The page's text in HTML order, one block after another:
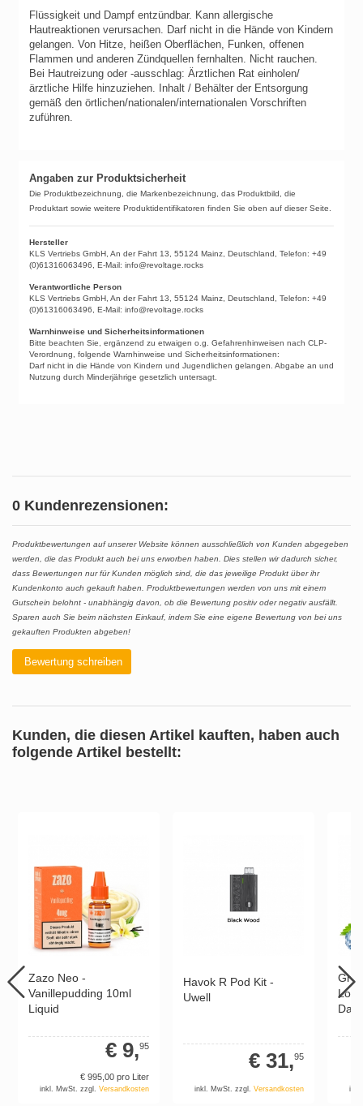
Flüssigkeit und Dampf entzündbar. Kann allergische
Hautreaktionen verursachen. Darf nicht in die Hände von Kindern
gelangen. Von Hitze, heißen Oberflächen, Funken, offenen
Flammen und anderen Zündquellen fernhalten. Nicht rauchen.
Bei Hautreizung oder -ausschlag: Ärztlichen Rat einholen/
ärztliche Hilfe hinzuziehen.
Inhalt / Behälter der Entsorgung
gemäß den örtlichen/nationalen/internationalen Vorschriften
zuführen.
Angaben zur Produktsicherheit
Die Produktbezeichnung, die Markenbezeichnung, das Produktbild, die
Produktart sowie weitere Produktidentifikatoren finden Sie oben auf dieser Seite.
Hersteller
KLS Vertriebs GmbH, An der Fahrt 13, 55124 Mainz, Deutschland, Telefon: +49
(0)61316063496, E-Mail: info@revoltage.rocks
Verantwortliche Person
KLS Vertriebs GmbH, An der Fahrt 13, 55124 Mainz, Deutschland, Telefon: +49
(0)61316063496, E-Mail: info@revoltage.rocks
Warnhinweise und Sicherheitsinformationen
Bitte beachten Sie, ergänzend zu etwaigen o.g. Gefahrenhinweisen nach CLP-
Verordnung, folgende Warnhinweise und Sicherheitsinformationen:
Darf nicht in die Hände von Kindern und Jugendlichen gelangen. Abgabe an und
Nutzung durch Minderjährige gesetzlich untersagt.
0 Kundenrezensionen:
Produktbewertungen auf unserer Website können ausschließlich von Kunden abgegeben
werden, die das Produkt auch bei uns erworben haben. Dies stellen wir dadurch sicher,
dass Bewertungen nur für Kunden möglich sind, die das jeweilige Produkt über ihr
Kundenkonto auch gekauft haben. Produktbewertungen werden von uns mit einem
Gutschein belohnt - unabhängig davon, ob die Bewertung positiv oder negativ ausfällt.
Sparen auch Sie beim nächsten Einkauf, indem Sie eine eigene Bewertung von bei uns
gekauften Produkten abgeben!
Bewertung schreiben
Kunden, die diesen Artikel kauften, haben auch
folgende Artikel bestellt:
Zazo Neo -
Vanillepudding 10ml
Liquid
€ 9,95
€ 995, 00 pro Liter
inkl. MwSt. zzgl. Versandkosten
Havok R Pod Kit -
Uwell
€ 31,95
inkl. MwSt. zzgl. Versandkosten